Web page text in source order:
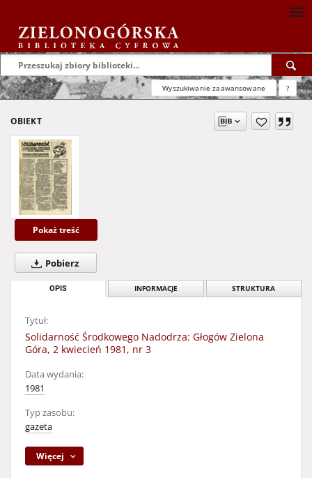
Wyszukiwanie zaawansowane ?
OBIEKT
Pokaż treść
Pobierz
OPIS INFORMACJE STRUKTURA
Tytuł:
Solidarność Środkowego Nadodrza: Głogów Zielona
Góra, 2 kwiecień 1981, nr 3
Data wydania:
1981
Typ zasobu:
gazeta
Więcej